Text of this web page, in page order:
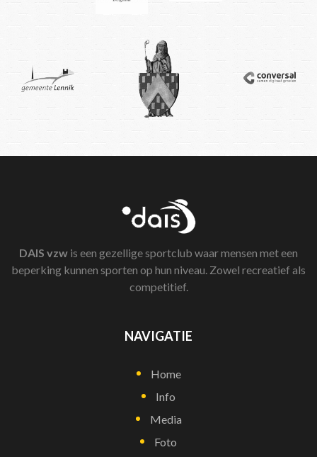
DAIS vzw is een gezellige sportclub waar mensen met een
beperking kunnen sporten op hun niveau. Zowel recreatief als
competitief.
NAVIGATIE
Home
Info
Media
Foto